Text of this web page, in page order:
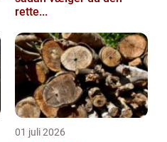
rette...
01 juli 2026